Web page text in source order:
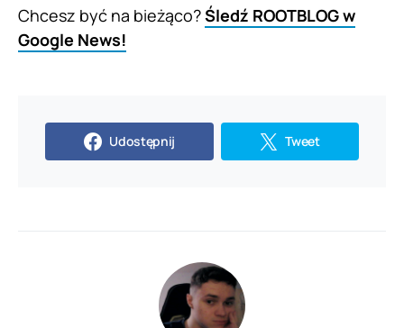
Chcesz być na bieżąco?Śledź ROOTBLOG w
Google News!
Udostępnij Tweet